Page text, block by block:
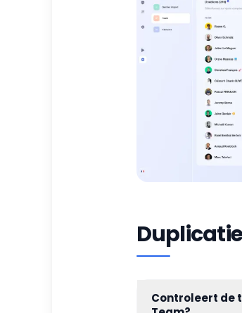
Controleert de